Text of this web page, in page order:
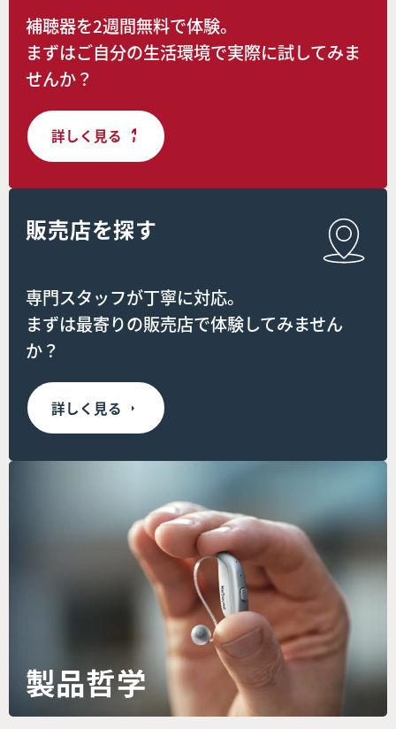
補聴器を2週間無料で体験。
まずはご自分の生活環境で実際に試してみま
せんか？
詳しく見る
販売店を探す
専門スタッフが丁寧に対応。
まずは最寄りの販売店で体験してみません
か？
詳しく見る
製品哲学